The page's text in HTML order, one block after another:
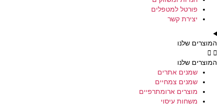
פורטל למטפלים
יצירת קשר
המוצרים שלנו
המוצרים שלנו
שמנים אתרים
שמנים צמחיים
מוצרים ארומתרפיים
משחות עיסוי